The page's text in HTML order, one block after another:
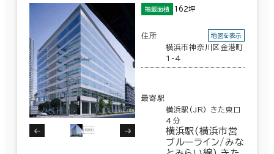
掲載面積 162坪
住所
横浜市神奈川区金港町
1-4
地図を表示
最寄駅
横浜駅(JR) きた東口
4分
横浜駅(横浜市営
ブルーライン/みな